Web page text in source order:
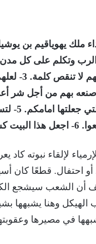
وتكلم على كل مدن
اوصيتك
الأرض.
لإرمياء لإلقاء نبوته
أو احتفال. قطعًا
أن الشعب سيشجع
في مصيرها